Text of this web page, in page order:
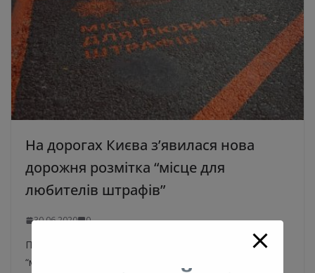
На дорогах Києва з’явилася нова
дорожня розмітка “місце для
любителів штрафів”
30.06.2020 0
Патрульна поліція показала нову розмітку із написом
“місце для любителів штрафів”. Про це повідомив